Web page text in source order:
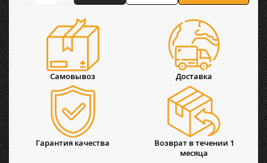
Самовывоз Доставка
Гарантия качества
Возврат в течении 1
месяца